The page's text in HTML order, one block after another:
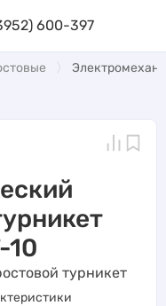
600-397
10
турникет